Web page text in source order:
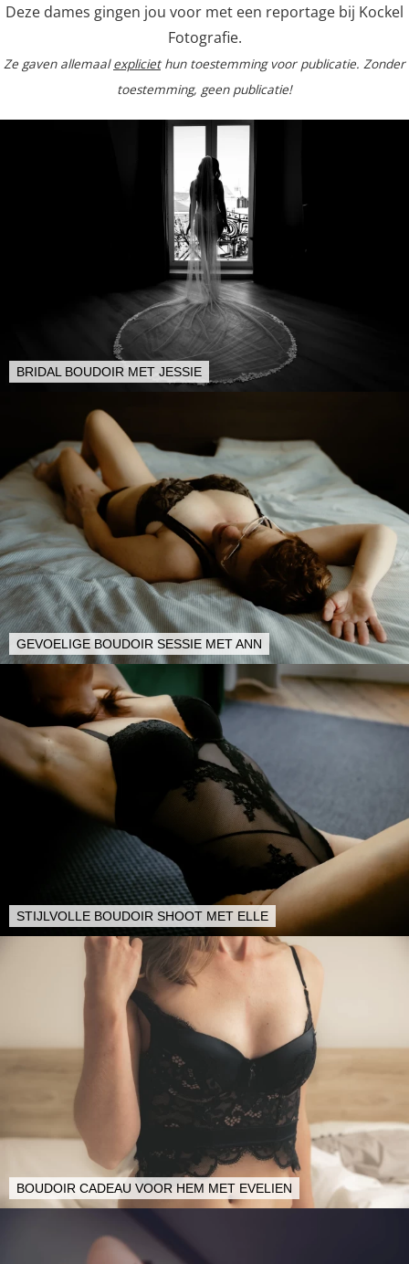
Deze dames gingen jou voor met een reportage bij Kockel
Fotografie.
Ze gaven allemaalexpliciethun toestemming voor publicatie. Zonder
toestemming, geen publicatie!
BRIDAL BOUDOIR MET JESSIE
GEVOELIGE BOUDOIR SESSIE MET ANN
STIJLVOLLE BOUDOIR SHOOT MET ELLE
BOUDOIR CADEAU VOOR HEM MET EVELIEN